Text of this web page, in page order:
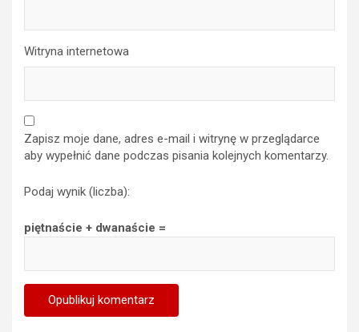
Witryna internetowa
Zapisz moje dane, adres e-mail i witrynę w przeglądarce
aby wypełnić dane podczas pisania kolejnych komentarzy.
Podaj wynik (liczba):
piętnaście + dwanaście =